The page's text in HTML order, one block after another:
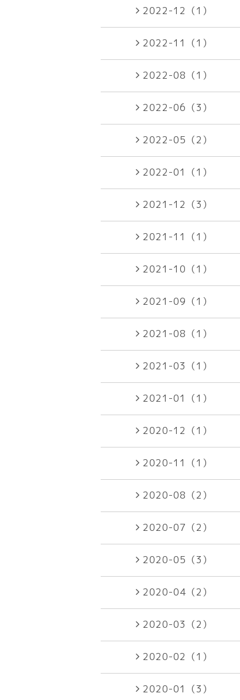
2022-12（1）
2022-11（1）
2022-08（1）
2022-06（3）
2022-05（2）
2022-01（1）
2021-12（3）
2021-11（1）
2021-10（1）
2021-09（1）
2021-08（1）
2021-03（1）
2021-01（1）
2020-12（1）
2020-11（1）
2020-08（2）
2020-07（2）
2020-05（3）
2020-04（2）
2020-03（2）
2020-02（1）
2020-01（3）